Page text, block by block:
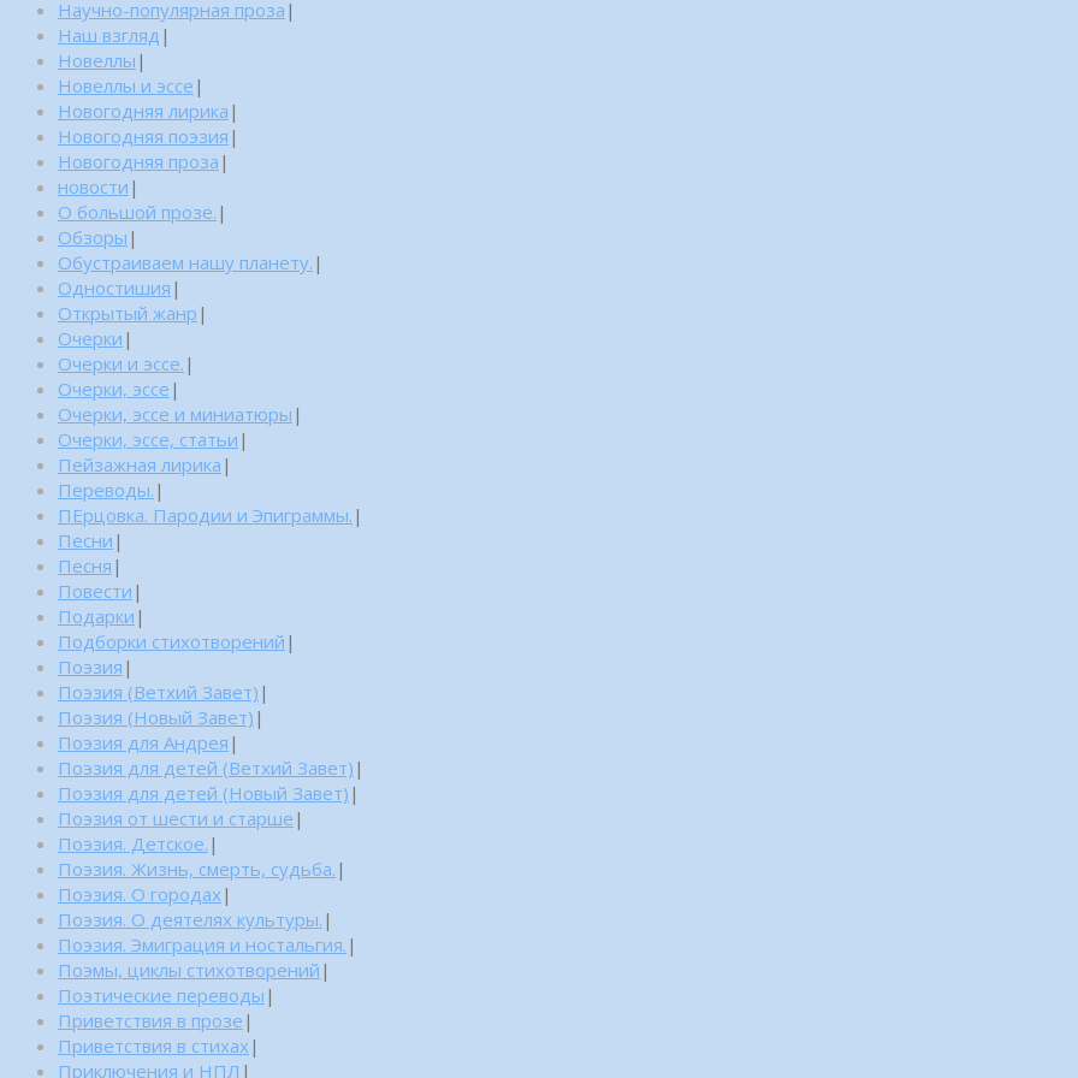
Научно-популярная проза |
Наш взгляд |
Новеллы |
Новеллы и эссе |
Новогодняя лирика |
Новогодняя поэзия |
Новогодняя проза |
новости |
О большой прозе. |
Обзоры |
Обустраиваем нашу планету. |
Одностишия |
Открытый жанр |
Очерки |
Очерки и эссе. |
Очерки, эссе |
Очерки, эссе и миниатюры |
Очерки, эссе, статьи |
Пейзажная лирика |
Переводы. |
ПЕрцовка. Пародии и Эпиграммы. |
Песни |
Песня |
Повести |
Подарки |
Подборки стихотворений |
Поэзия |
Поэзия (Ветхий Завет) |
Поэзия (Новый Завет) |
Поэзия для Андрея |
Поэзия для детей (Ветхий Завет) |
Поэзия для детей (Новый Завет) |
Поэзия от шести и старше |
Поэзия. Детское. |
Поэзия. Жизнь, смерть, судьба. |
Поэзия. О городах |
Поэзия. О деятелях культуры. |
Поэзия. Эмиграция и ностальгия. |
Поэмы, циклы стихотворений |
Поэтические переводы |
Приветствия в прозе |
Приветствия в стихах |
Приключения и НПЛ |